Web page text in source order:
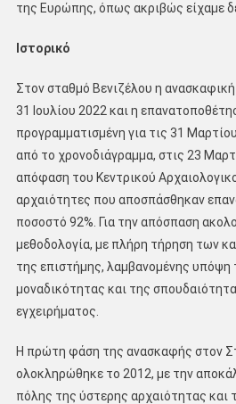
της Ευρώπης, όπως ακριβώς είχαμε
Ιστορικό
Στον σταθμό Βενιζέλου η
31 Ιουλίου 2022 και η
προγραμματισμένη για τις 31
από το χρονοδιάγραμμα, στις 23
απόφαση του Κεντρικού
αρχαιότητες που αποσπάσθηκαν
ποσοστό 92%. Για την απόσπαση
μεθοδολογία, με πλήρη τήρηση των
της επιστήμης, λαμβανομένης υπόψη
μοναδικότητας και της
εγχειρήματος.
Η πρώτη φάση της ανασκαφής στον
ολοκληρώθηκε το 2012, με την
πόλης της ύστερης αρχαιότητας και